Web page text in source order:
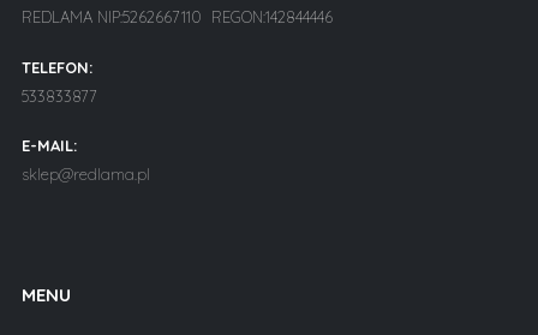
REDLAMA NIP:5262667110 REGON:142844446
TELEFON:
533833877
E-MAIL:
sklep@redlama.pl
MENU